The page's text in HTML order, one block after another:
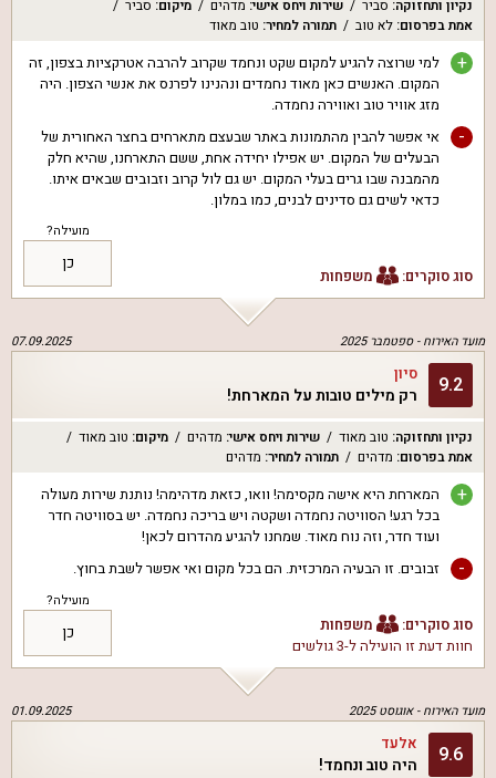
נקיון ותחזוקה: סביר שירות ויחס אישי: מדהים מיקום: סביר
אמת בפרסום: לא טוב תמורה למחיר: טוב מאוד
+
למי שרוצה להגיע למקום שקט ונחמד שקרוב להרבה אטרקציות בצפון, זה
המקום. האנשים כאן מאוד נחמדים ונהנינו לפרנס את אנשי הצפון. היה
מזג אוויר טוב ואווירה נחמדה.
-
אי אפשר להבין מהתמונות באתר שבעצם מתארחים בחצר האחורית של
הבעלים של המקום. יש אפילו יחידה אחת, ששם התארחנו, שהיא חלק
מהמבנה שבו גרים בעלי המקום. יש גם לול קרוב וזבובים שבאים איתו.
כדאי לשים גם סדינים לבנים, כמו במלון.
סוג סוקרים: משפחות
מועילה?
כן
מועד האירוח -ספטמבר 2025 07.09.2025
9.2 סיון
רק מילים טובות על המארחת!
נקיון ותחזוקה: טוב מאוד שירות ויחס אישי: מדהים מיקום: טוב מאוד
אמת בפרסום: מדהים תמורה למחיר: מדהים
+
המארחת היא אישה מקסימה! וואו, כזאת מדהימה! נותנת שירות מעולה
בכל רגע! הסוויטה נחמדה ושקטה ויש בריכה נחמדה. יש בסוויטה חדר
ועוד חדר, וזה נוח מאוד. שמחנו להגיע מהדרום לכאן!
- זבובים. זו הבעיה המרכזית. הם בכל מקום ואי אפשר לשבת בחוץ.
סוג סוקרים:
משפחות
חוות דעת זו הועילה ל-3 גולשים
מועילה?
כן
מועד האירוח -אוגוסט 2025 01.09.2025
9.6 אלעד
היה טוב ונחמד!